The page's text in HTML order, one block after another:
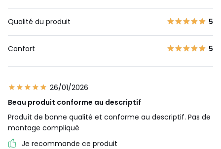
Qualité du produit 5
Confort 5
26/01/2026
Beau produit conforme au descriptif
Produit de bonne qualité et conforme au descriptif. Pas de
montage compliqué
Je recommande ce produit